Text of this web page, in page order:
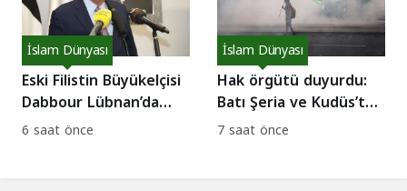
Eski Filistin Büyükelçisi
Dabbour Lübnan’da
gözaltına alındı: İade
İslam Dünyası
6 saat önce
Hak örgütü duyurdu:
Batı Şeria ve Kudüs’te
bir haftada 62 direniş
İslam Dünyası
7 saat önce